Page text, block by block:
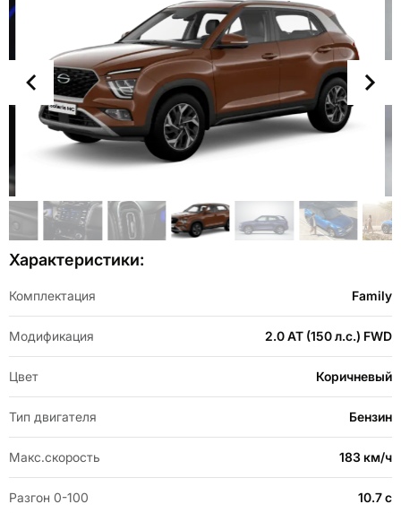
Item
of
13
1
13
Характеристики:
Комплектация Family
Модификация 2.0 AT (150 л.с.) FWD
Цвет Коричневый
Тип двигателя Бензин
Макс.скорость 183 км/ч
Разгон 0-100 10.7 с